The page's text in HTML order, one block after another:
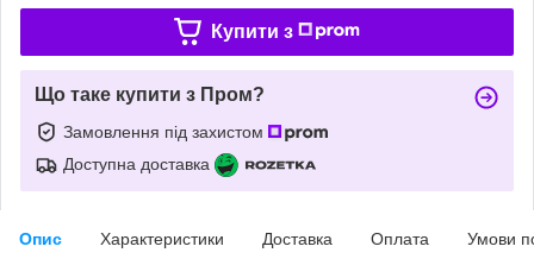
Купити з
Що таке купити з Пром?
Замовлення під захистом
Доступна доставка
Опис Характеристики Доставка Оплата Умови